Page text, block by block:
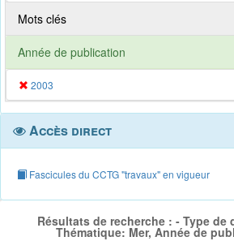
Mots clés
Année de publication
2003
Accès direct
Fascicules du CCTG "travaux" en vigueur
Résultats de recherche : - Type de
Thématique: Mer, Année de